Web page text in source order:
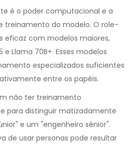
é o poder computacional e a
treinamento do modelo. O role-
eficaz com modelos maiores,
Llama 70B+. Esses modelos
especializados suficientes
entre os papéis.
não ter treinamento
para distinguir matizadamente
e um "engenheiro sênior".
de usar personas pode resultar